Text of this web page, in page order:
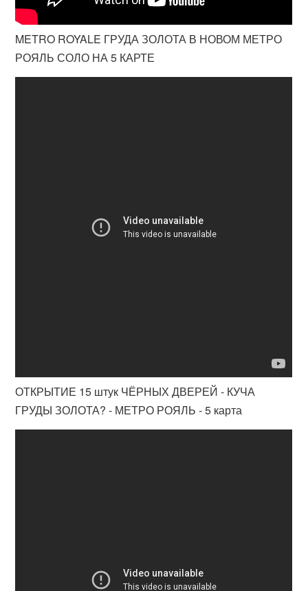
METRO ROYALE ГРУДА ЗОЛОТА В НОВОМ МЕТРО
РОЯЛЬ СОЛО НА 5 КАРТЕ
ОТКРЫТИЕ 15 штук ЧЁРНЫХ ДВЕРЕЙ - КУЧА
ГРУДЫ ЗОЛОТА? - МЕТРО РОЯЛЬ - 5 карта